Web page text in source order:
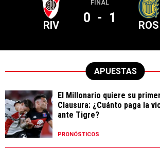
RIV
FINAL
0 - 1 ROS
APUESTAS
El Millonario quiere su
Clausura: ¿Cuánto paga la
ante Tigre?
PRONÓSTICOS